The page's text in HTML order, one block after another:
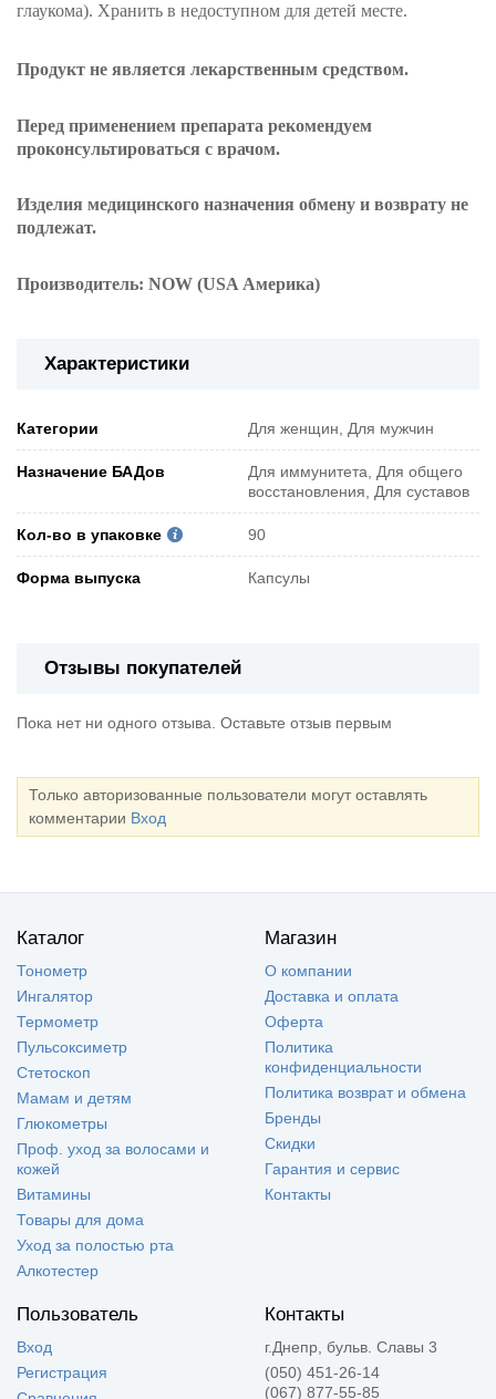
глаукома). Хранить в недоступном для детей месте.
Продукт не является лекарственным средством.
Перед применением препарата рекомендуем
проконсультироваться с врачом.
Изделия медицинского назначения обмену и возврату не
подлежат.
Производитель: NOW (USA Америка)
Характеристики
Категории Для женщин, Для мужчин
Назначение БАДов
Для иммунитета, Для общего
восстановления, Для суставов
Кол-во в упаковке 90
Форма выпуска Капсулы
Отзывы покупателей
Пока нет ни одного отзыва. Оставьте отзыв первым
Только авторизованные пользователи могут оставлять
комментарии Вход
Каталог
Тонометр
Ингалятор
Термометр
Пульсоксиметр
Стетоскоп
Мамам и детям
Глюкометры
Проф. уход за волосами и
кожей
Витамины
Товары для дома
Уход за полостью рта
Алкотестер
Магазин
О компании
Доставка и оплата
Оферта
Политика
конфиденциальности
Политика возврат и обмена
Бренды
Скидки
Гарантия и сервис
Контакты
Пользователь
Вход
Регистрация
Контакты
г.Днепр, бульв. Славы 3
(050) 451-26-14
(067) 877-55-85